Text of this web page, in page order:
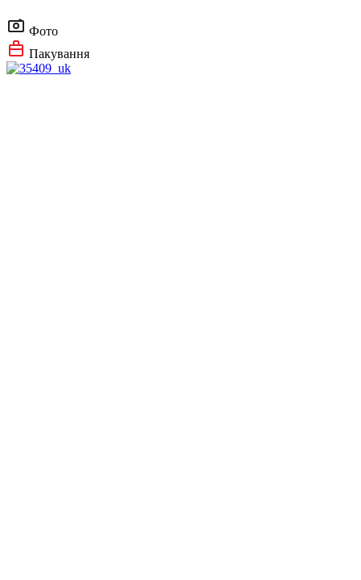
Фото
Пакування